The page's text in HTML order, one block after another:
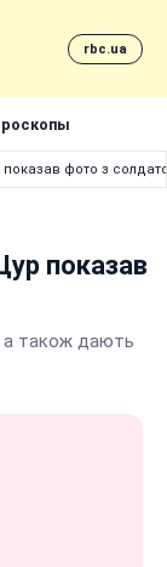
rbc.ua
фото з
показав
а також дають